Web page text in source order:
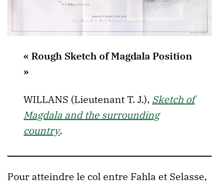
« Rough Sketch of Magdala Position
»
WILLANS (Lieutenant T. J.), Sketch of
Magdala and the surrounding
country.
Pour atteindre le col entre Fahla et Selasse,